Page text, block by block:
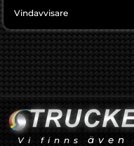
Vindavvisare
Vi finns även